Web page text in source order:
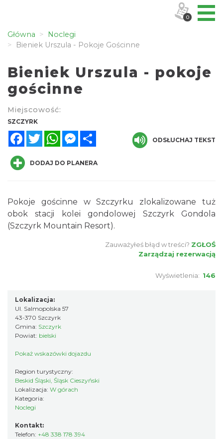
Główna
Noclegi
Bieniek Urszula - Pokoje Gościnne
Bieniek Urszula - pokoje
gościnne
Miejscowość:
SZCZYRK
FacebookTwitterWhatsAppMessenger
ODSŁUCHAJ TEKST
DODAJ DO PLANERA
Pokoje gościnne w Szczyrku zlokalizowane tuż
obok stacji kolei gondolowej Szczyrk Gondola
(Szczyrk Mountain Resort).
Zauważyłeś błąd w treści? ZGŁOŚ
Zarządzaj rezerwacją
Wyświetlenia: 146
Lokalizacja:
Ul. Salmopolska 57
43-370 Szczyrk
Gmina: Szczyrk
Powiat: bielski
Pokaż wskazówki dojazdu
Region turystyczny:
Beskid Śląski, Śląsk Cieszyński
Lokalizacja: W górach
Kategoria:
Noclegi
Kontakt:
Telefon: +48 338 178 394
0